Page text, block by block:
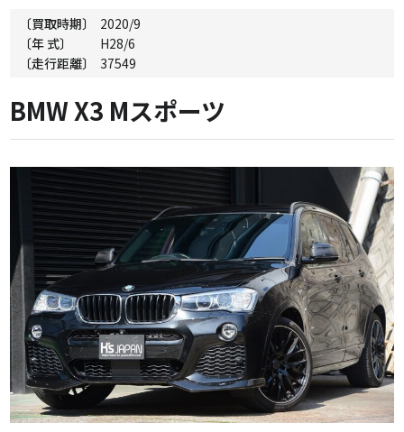
〔買取時期〕
2020/9
〔年 式〕
H28/6
〔走行距離〕
37549
BMW X3 Mスポーツ